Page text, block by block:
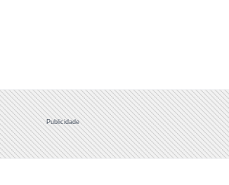
Publicidade